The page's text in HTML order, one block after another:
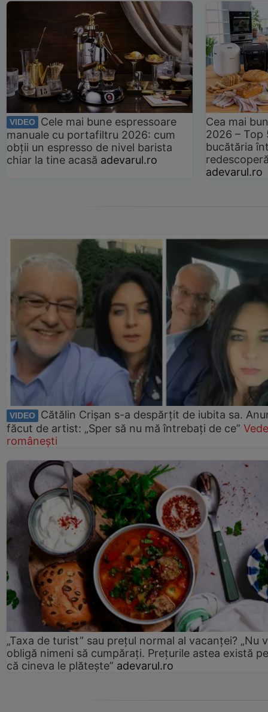
VIDEO
Cele mai bune espressoare
manuale cu portafiltru 2026: cum
obții un espresso de nivel barista
chiar la tine acasă adevarul.ro
Cea mai
2026 –
bucătăria
adevarul.ro
VIDEO
Cătălin Crișan s-a despărțit de iubita sa.
făcut de artist: „Sper să nu mă întrebați de ce”
românești
„Taxa de turist” sau prețul normal al vacanței? „Nu
obligă nimeni să cumpărați. Prețurile astea există
că cineva le plătește” adevarul.ro